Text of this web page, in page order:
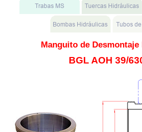
Manguito de
BGL AOH 39/